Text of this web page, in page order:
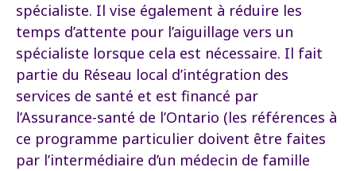
spécialiste. Il vise également à réduire les
temps d’attente pour l’aiguillage vers un
spécialiste lorsque cela est nécessaire. Il fait
partie du Réseau local d’intégration des
services de santé et est financé par
l’Assurance-santé de l’Ontario (les références à
ce programme particulier doivent être faites
par l’intermédiaire d’un médecin de famille